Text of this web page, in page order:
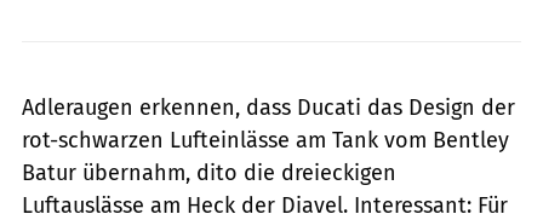
Adleraugen erkennen, dass Ducati das Design der
rot-schwarzen Lufteinlässe am Tank vom Bentley
Batur übernahm, dito die dreieckigen
Luftauslässe am Heck der Diavel. Interessant: Für